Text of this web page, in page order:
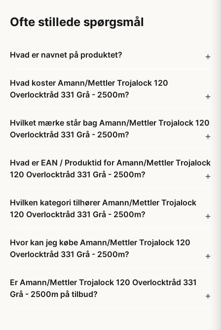
Ofte stillede spørgsmål
Hvad er navnet på produktet?
Hvad koster Amann/Mettler Trojalock 120
Overlocktråd 331 Grå - 2500m?
Hvilket mærke står bag Amann/Mettler Trojalock 120
Overlocktråd 331 Grå - 2500m?
Hvad er EAN / Produktid for Amann/Mettler Trojalock
120 Overlocktråd 331 Grå - 2500m?
Hvilken kategori tilhører Amann/Mettler Trojalock
120 Overlocktråd 331 Grå - 2500m?
Hvor kan jeg købe Amann/Mettler Trojalock 120
Overlocktråd 331 Grå - 2500m?
Er Amann/Mettler Trojalock 120 Overlocktråd 331
Grå - 2500m på tilbud?